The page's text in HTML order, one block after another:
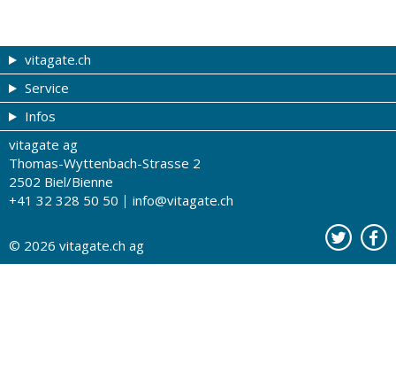
vitagate.ch
Gesund & schön
Themen von A-Z
Therapien von A-Z
Gesundheit zum Hören
Gesundheitstests
Service
Gutscheine
Drogistenstern
Drogeriesuche
Partner-Drogerien
Kontakt
Infos
Impressum
Über uns
Nutzungsbestimmungen
Werbung auf vitagate.ch
vitagate ag
Thomas-Wyttenbach-Strasse 2
2502 Biel/Bienne
+41 32 328 50 50
info@vitagate.ch
© 2026 vitagate.ch ag